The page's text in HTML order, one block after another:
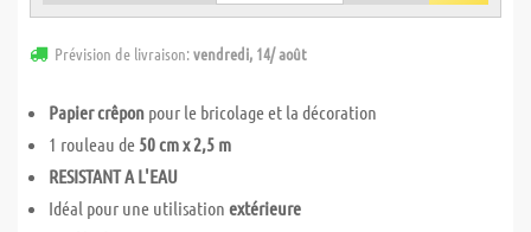
Prévision de livraison:vendredi, 14/ août
Papier crêpon pour le bricolage et la décoration
1 rouleau de 50 cm x 2,5 m
RESISTANT A L'EAU
Idéal pour une utilisation extérieure